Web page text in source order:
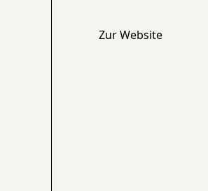
Zur Website